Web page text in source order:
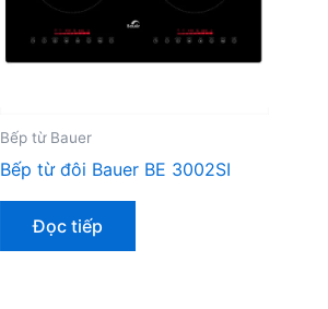
Bếp từ Bauer
Bếp từ đôi Bauer BE 3002SI
Đọc tiếp